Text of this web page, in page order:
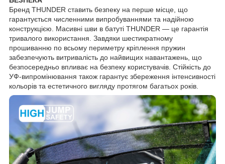
Бренд THUNDER ставить безпеку на перше місце, що
гарантується численними випробуваннями та надійною
конструкцією. Масивні шви в батуті THUNDER — це гарантія
тривалого використання. Завдяки шестикратному
прошиванню по всьому периметру кріплення пружин
забезпечують витривалість до найвищих навантажень, що
безпосередньо впливає на безпеку користувачів. Стійкість до
УФ-випромінювання також гарантує збереження інтенсивності
кольорів та естетичного вигляду протягом багатьох років.